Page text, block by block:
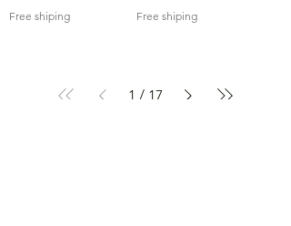
Free shiping Free shiping
1 / 17